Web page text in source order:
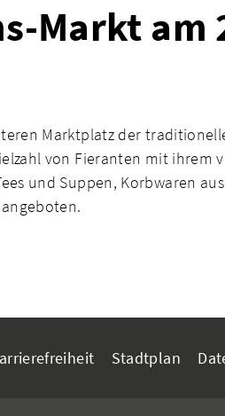
Markt am
Marktplatz der
von Fieranten mit ihrem
und Suppen, Korbwaren
Stadtplan